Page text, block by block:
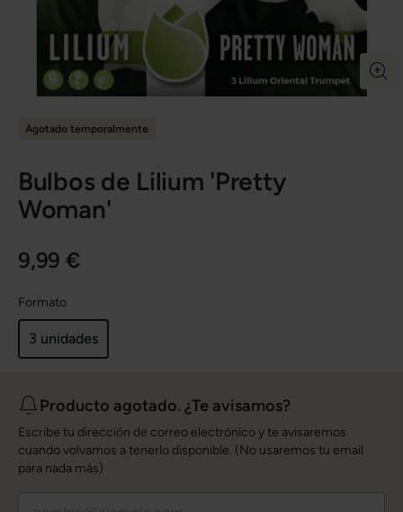
Agotado temporalmente
Bulbos de Lilium 'Pretty
Woman'
9,99 €
Formato
3 unidades
Producto agotado. ¿Te avisamos?
Escribe tu dirección de correo electrónico y te avisaremos
cuando volvamos a tenerlo disponible. (No usaremos tu email
para nada más)